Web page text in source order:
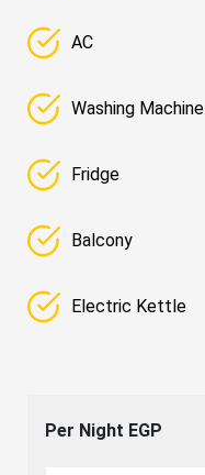
AC
Washing Machine
Fridge
Balcony
Electric Kettle
Per Night EGP